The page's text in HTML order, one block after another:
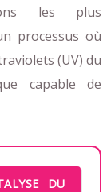
les plus
processus où
(UV) du
capable de
DU